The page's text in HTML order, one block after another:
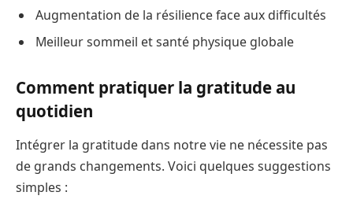
Augmentation de la résilience face aux difficultés
Meilleur sommeil et santé physique globale
Comment pratiquer la gratitude au
quotidien
Intégrer la gratitude dans notre vie ne nécessite pas
de grands changements. Voici quelques suggestions
simples :